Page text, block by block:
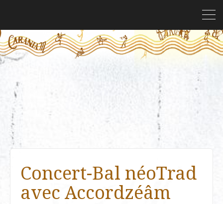
Concert-Bal néoTrad
avec Accordzéâm